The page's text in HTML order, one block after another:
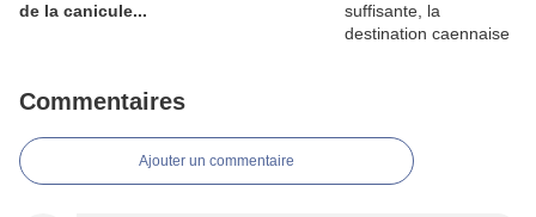
de la canicule...
Commentaires
Ajouter un commentaire